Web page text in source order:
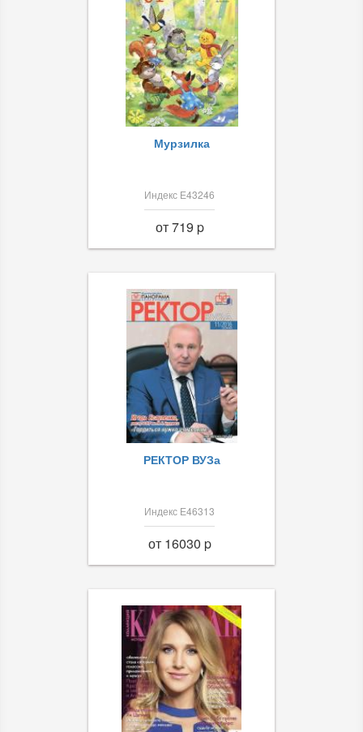
Мурзилка
Индекс Е43246
от 719 p
РЕКТОР ВУЗа
Индекс Е46313
от 16030 p